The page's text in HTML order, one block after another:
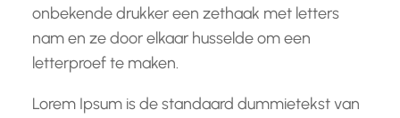
onbekende drukker een zethaak met letters
nam en ze door elkaar husselde om een
letterproef te maken.
Lorem Ipsum is de standaard dummietekst van